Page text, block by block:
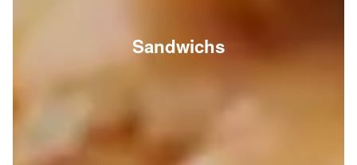
Sandwichs